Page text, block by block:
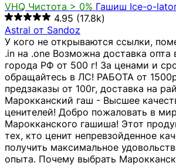
VHQ Чистота > 0% Гашиш Ice-o-
4.95 (17.8k)
Astral от Sandoz
У кого не открываются ссылки,
.in на .one Возможна доставка опта
города РФ от 500 г! За ценами и
обращайтесь в ЛС! РАБОТА от
предзаказы от 100г, доставка на
Марокканский гаш - Высшее
ценителей! Добро пожаловать в
Марокканского гашиша! Этот
тех, кто ценит непревзойденное
получить максимальное
опыта. Почему выбрать